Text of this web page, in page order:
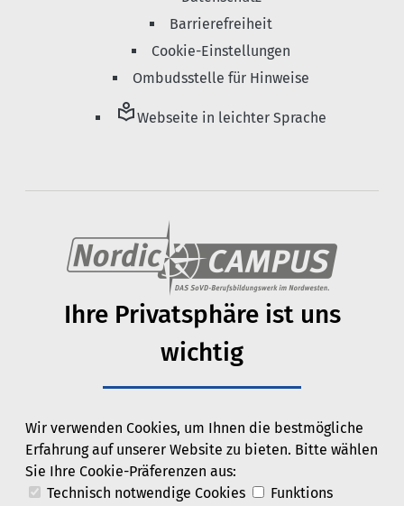
Barrierefreiheit
Cookie-Einstellungen
Ombudsstelle für Hinweise
local_libraryWebseite in leichter Sprache
Ihre Privats­phäre ist uns
wichtig
Wir verwenden Cookies, um Ihnen die bestmögliche
Erfahrung auf unserer Website zu bieten. Bitte wählen
Sie Ihre Cookie-Präferenzen aus:
Technisch notwendige Cookies
Funktions